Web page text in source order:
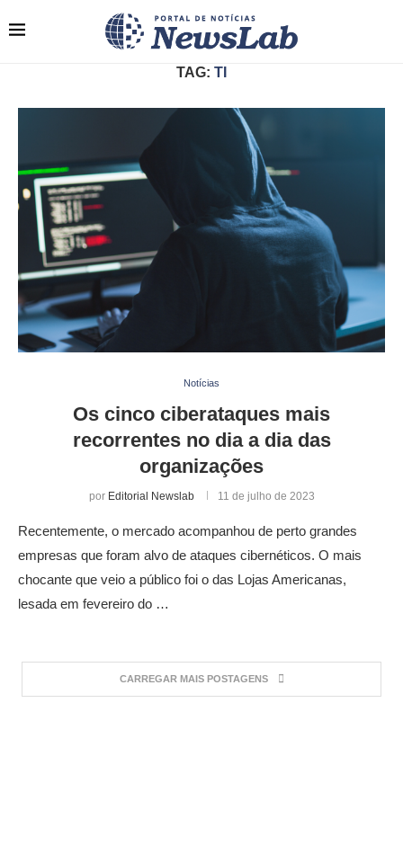
TAG: TI
Notícias
Os cinco ciberataques mais
recorrentes no dia a dia das
organizações
por Editorial Newslab 11 de julho de 2023
Recentemente, o mercado acompanhou de perto grandes
empresas que foram alvo de ataques cibernéticos. O mais
chocante que veio a público foi o das Lojas Americanas,
lesada em fevereiro do …
CARREGAR MAIS POSTAGENS